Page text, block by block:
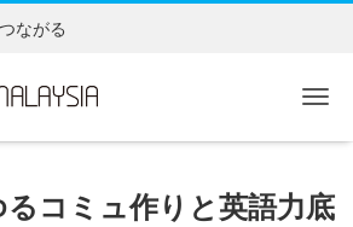
ながる
コミュ作りと英語力底